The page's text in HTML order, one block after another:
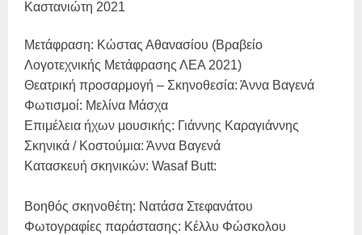
Καστανιώτη 2021
Μετάφραση: Κώστας Αθανασίου (Βραβείο
Λογοτεχνικής Μετάφρασης ΛΕΑ 2021)
Θεατρική προσαρμογή – Σκηνοθεσία: Άννα Βαγενά
Φωτισμοί: Μελίνα Μάσχα
Επιμέλεια ήχων μουσικής: Γιάννης Καραγιάννης
Σκηνικά / Κοστούμια: Άννα Βαγενά
Κατασκευή σκηνικών: Wasaf Butt:
Βοηθός σκηνοθέτη: Νατάσα Στεφανάτου
Φωτογραφίες παράστασης: Κέλλυ Φώσκολου